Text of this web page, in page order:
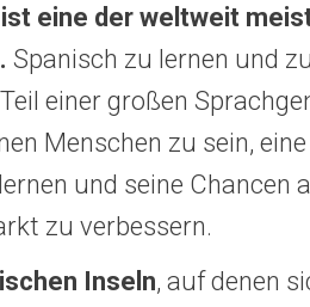
eine der weltweit
Spanisch zu lernen und
einer großen
Menschen zu sein,
und seine Chancen
zu verbessern.
Inseln, auf denen